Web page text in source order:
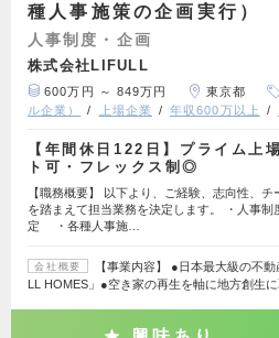
種人事施策の企画実行）
人事制度・企画
株式会社LIFULL
600万円 ～ 849万円 東京都
ル企業）
上場企業 年収600万以上
【年間休日122日】プライム上
ト可・フレックス制◎
【職務概要】 以下より、ご経験、志向性、チ
を踏まえて担当業務を決定します。 ・人事制
定 ・各種人事施…
会社概要
【事業内容】 ●日本最大級の不
LL HOMES」●空き家の再生を軸に地方創生